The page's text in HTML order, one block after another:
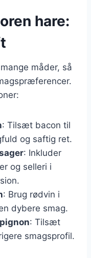
hare:
måder, så
: Tilsæt bacon til
og saftig ret.
: Inkluder
og selleri i
: Brug rødvin i
dybere smag.
: Tilsæt
smagsprofil.